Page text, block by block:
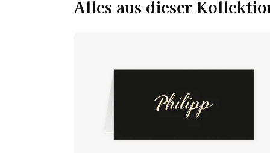
Alles aus dieser